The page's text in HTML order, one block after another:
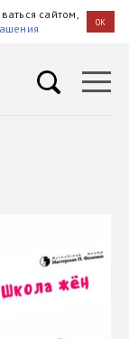
сайтом,
OK